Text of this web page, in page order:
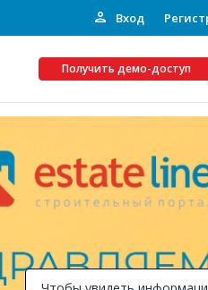
Вход
Получить демо-доступ
Платные услуги
Рекламодателям
Инвестпроекты